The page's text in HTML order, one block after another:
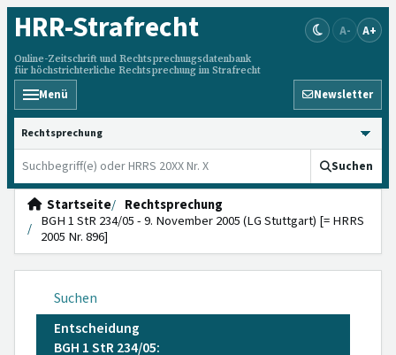
HRR-Strafrecht
Online-Zeitschrift und Rechtsprechungsdatenbank
für höchstrichterliche Rechtsprechung im Strafrecht
A- A+
Menü Newsletter
HRRS durchsuchen
Suchen
Startseite
Rechtsprechung
BGH 1 StR 234/05 - 9. November 2005 (LG Stuttgart) [= HRRS
2005 Nr. 896]
Suchen
Entscheidung
BGH 1 StR 234/05: